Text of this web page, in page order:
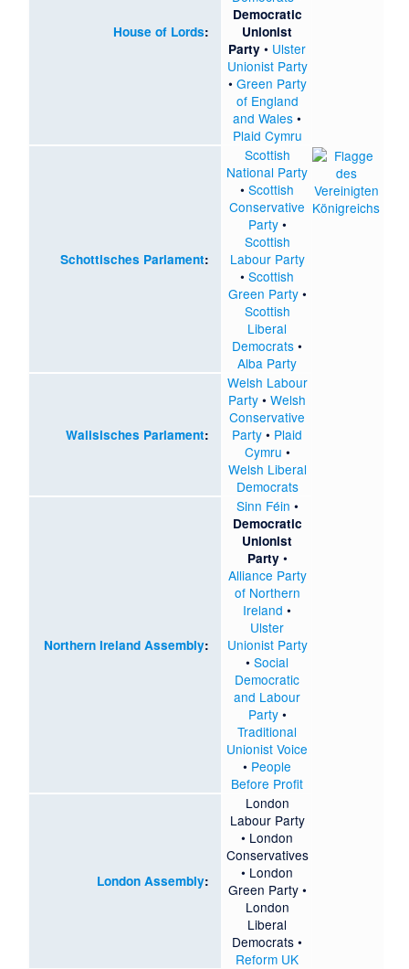
House of Lords:
Democratic
Unionist
Party • Ulster
Unionist Party
• Green Party
of England
and Wales •
Plaid Cymru
Schottisches Parlament:
Scottish
National Party
•Scottish
Conservative
Party•
Scottish
Labour Party
•Scottish
Green Party•
Scottish
Liberal
Democrats •
Alba Party
Walisisches Parlament:
Welsh Labour
Party •Welsh
Conservative
Party • Plaid
Cymru •
Welsh Liberal
Democrats
Northern Ireland Assembly:
Sinn Féin •
Democratic
Unionist
Party•
Alliance Party
of Northern
Ireland •
Ulster
Unionist Party
•Social
Democratic
and Labour
Party•
Traditional
Unionist Voice
• People
Before Profit
London Assembly:
London
Labour Party
• London
Conservatives
• London
Green Party•
London
Liberal
Democrats •
Reform UK